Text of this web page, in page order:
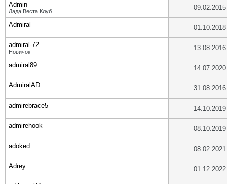
Admin
Лада Веста Клуб 09.02.2015
Admiral 01.10.2018
admiral-72
Новичок 13.08.2016
admiral89 14.07.2020
AdmiralAD 31.08.2016
admirebrace5 14.10.2019
admirehook 08.10.2019
adoked 08.02.2021
Adrey 01.12.2022